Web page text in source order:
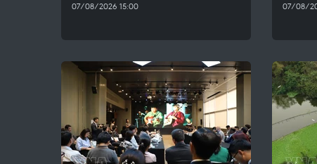
07/08/2026 15:00 07/08/